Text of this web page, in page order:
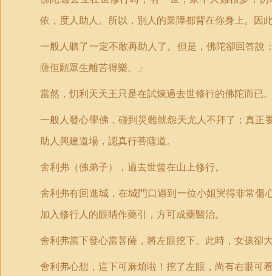
依，度人助人。所以，別人的業障都背在你身上。因
一般人聽了一定不敢再助人了。但是，佛陀卻回答
薩但願眾生離苦得樂。」
當然，忉利天天王只是在試煉過去世修行的佛陀而已
一般人發心學佛，碰到災難就怨天尤人不拜了；真
助人興建道場，認真行菩薩道。
舍利弗（佛弟子），過去世曾在山上修行。
舍利弗有回進城，在城門口遇到一位小姐哭得非常
加入修行人的眼睛作藥引，方可成藥醫治。
舍利弗當下發心當菩薩，將左眼挖下。此時，女孩卻
舍利弗心想，這下可麻煩啦！挖了左眼，尚有右眼可